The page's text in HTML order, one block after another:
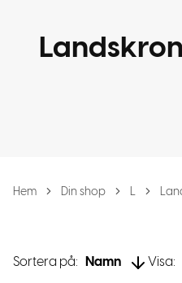
Hem Din shop L
Sortera på: Namn Visa: